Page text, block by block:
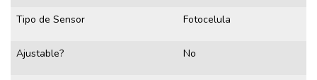
Tipo de Sensor Fotocelula
Ajustable? No